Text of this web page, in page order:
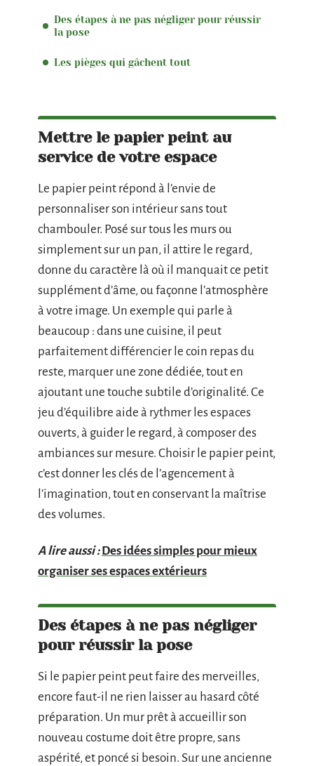
Des étapes à ne pas négliger pour réussir
la pose
Les pièges qui gâchent tout
Mettre le papier peint au
service de votre espace
Le papier peint répond à l’envie de
personnaliser son intérieur sans tout
chambouler. Posé sur tous les murs ou
simplement sur un pan, il attire le regard,
donne du caractère là où il manquait ce petit
supplément d’âme, ou façonne l’atmosphère
à votre image. Un exemple qui parle à
beaucoup : dans une cuisine, il peut
parfaitement différencier le coin repas du
reste, marquer une zone dédiée, tout en
ajoutant une touche subtile d’originalité. Ce
jeu d’équilibre aide à rythmer les espaces
ouverts, à guider le regard, à composer des
ambiances sur mesure. Choisir le papier peint,
c’est donner les clés de l’agencement à
l’imagination, tout en conservant la maîtrise
des volumes.
A lire aussi : Des idées simples pour mieux
organiser ses espaces extérieurs
Des étapes à ne pas négliger
pour réussir la pose
Si le papier peint peut faire des merveilles,
encore faut-il ne rien laisser au hasard côté
préparation. Un mur prêt à accueillir son
nouveau costume doit être propre, sans
aspérité, et poncé si besoin. Sur une ancienne